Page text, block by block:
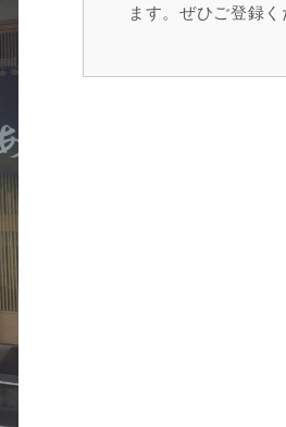
ます。ぜひご登録く